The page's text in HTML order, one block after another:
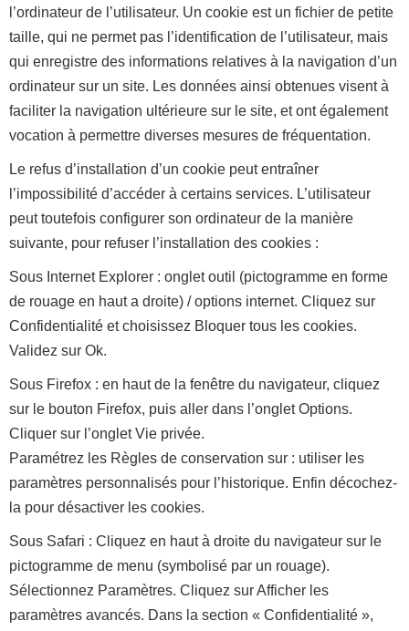
l’ordinateur de l’utilisateur. Un cookie est un fichier de petite
taille, qui ne permet pas l’identification de l’utilisateur, mais
qui enregistre des informations relatives à la navigation d’un
ordinateur sur un site. Les données ainsi obtenues visent à
faciliter la navigation ultérieure sur le site, et ont également
vocation à permettre diverses mesures de fréquentation.
Le refus d’installation d’un cookie peut entraîner
l’impossibilité d’accéder à certains services. L’utilisateur
peut toutefois configurer son ordinateur de la manière
suivante, pour refuser l’installation des cookies :
Sous Internet Explorer : onglet outil (pictogramme en forme
de rouage en haut a droite) / options internet. Cliquez sur
Confidentialité et choisissez Bloquer tous les cookies.
Validez sur Ok.
Sous Firefox : en haut de la fenêtre du navigateur, cliquez
sur le bouton Firefox, puis aller dans l’onglet Options.
Cliquer sur l’onglet Vie privée.
Paramétrez les Règles de conservation sur : utiliser les
paramètres personnalisés pour l’historique. Enfin décochez-
la pour désactiver les cookies.
Sous Safari : Cliquez en haut à droite du navigateur sur le
pictogramme de menu (symbolisé par un rouage).
Sélectionnez Paramètres. Cliquez sur Afficher les
paramètres avancés. Dans la section « Confidentialité »,